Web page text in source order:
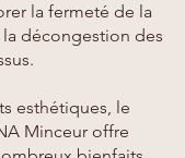
la fermeté de la
la décongestion des
esthétiques, le
Minceur offre